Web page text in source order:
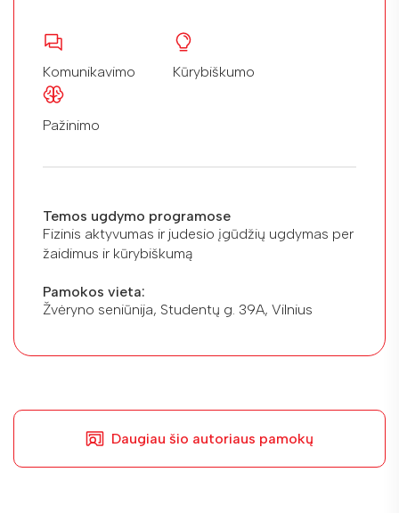
Komunikavimo Kūrybiškumo
Pažinimo
Temos ugdymo programose
Fizinis aktyvumas ir judesio įgūdžių ugdymas per
žaidimus ir kūrybiškumą
Pamokos vieta:
Žvėryno seniūnija, Studentų g. 39A, Vilnius
Daugiau šio autoriaus pamokų